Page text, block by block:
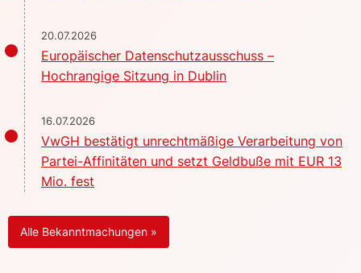
20.07.2026
Europäischer Datenschutzausschuss –
Hochrangige Sitzung in Dublin
16.07.2026
VwGH bestätigt unrechtmäßige Verarbeitung von
Partei-Affinitäten und setzt Geldbuße mit EUR 13
Mio. fest
Alle Bekanntmachungen »